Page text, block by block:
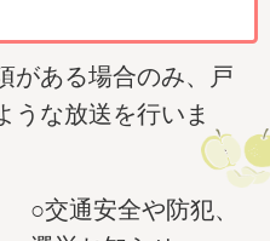
がある場合のみ、戸
うな放送を行いま
交通安全や防犯、